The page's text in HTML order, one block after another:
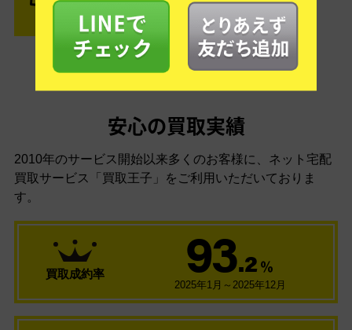
安心の買取実績
2010年のサービス開始以来多くのお客様に、 ネット宅配
買取サービス「買取王子」をご利用いただいておりま
す。
買取成約率 93.2 ％
2025年1月～2025年12月